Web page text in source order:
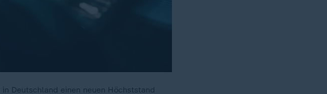
Deutschland einen neuen Höchststand